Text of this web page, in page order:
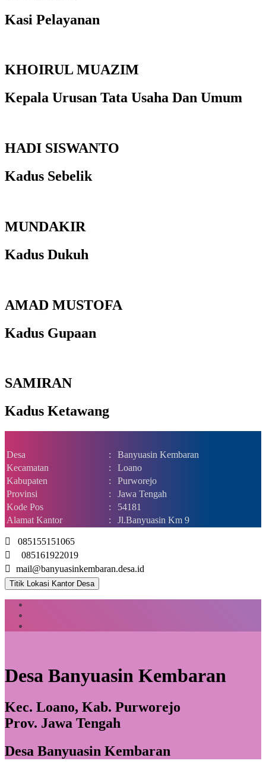
Kasi Pelayanan
KHOIRUL MUAZIM
Kepala Urusan Tata Usaha Dan Umum
HADI SISWANTO
Kadus Sebelik
MUNDAKIR
Kadus Dukuh
AMAD MUSTOFA
Kadus Gupaan
SAMIRAN
Kadus Ketawang
Desa :
Banyuasin Kembaran
Kecamatan
:
Loano
Kabupaten
:
Purworejo
Provinsi
:
Jawa Tengah
Kode Pos
:
54181
Alamat Kantor
: Jl.Banyuasin Km 9
085155151065
085161922019
mail@banyuasinkembaran.desa.id
Titik Lokasi Kantor Desa
Desa Banyuasin Kembaran
Kec. Loano, Kab. Purworejo
Prov. Jawa Tengah
Desa Banyuasin Kembaran